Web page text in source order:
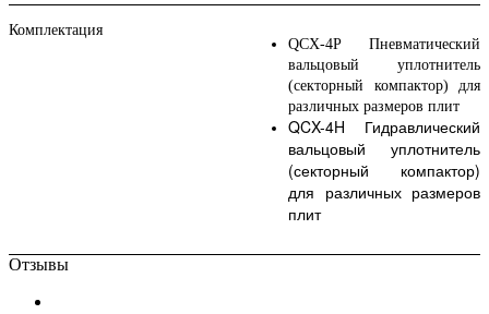
Комплектация
QCX-4P Пневматический
вальцовый уплотнитель
(секторный компактор) для
различных размеров плит
QCX-4H Гидравлический
вальцовый уплотнитель
(секторный компактор)
для различных размеров
плит
Отзывы